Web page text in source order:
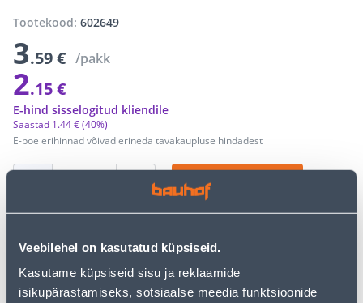
Veebilehel on kasutatud küpsiseid.
Kasutame küpsiseid sisu ja reklaamide
isikupärastamiseks, sotsiaalse meedia funktsioonide
Tootekood: 602649
3.59 € /pakk
2.15 €
E-poe erihinnad võivad erineda tavakaupluse hindadest
Säästad 1.44 €(40%)
E-hind sisselogitud kliendile
LISA OSTUKORVI
Vaata saadavust